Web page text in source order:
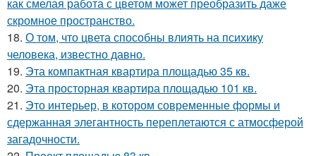
скромное пространство.
18. О том, что цвета способны влиять на психику
человека, известно давно.
19. Эта компактная квартира площадью 35 кв.
20. Эта просторная квартира площадью 101 кв.
21. Это интерьер, в котором современные формы и
сдержанная элегантность переплетаются с атмосферой
загадочности.